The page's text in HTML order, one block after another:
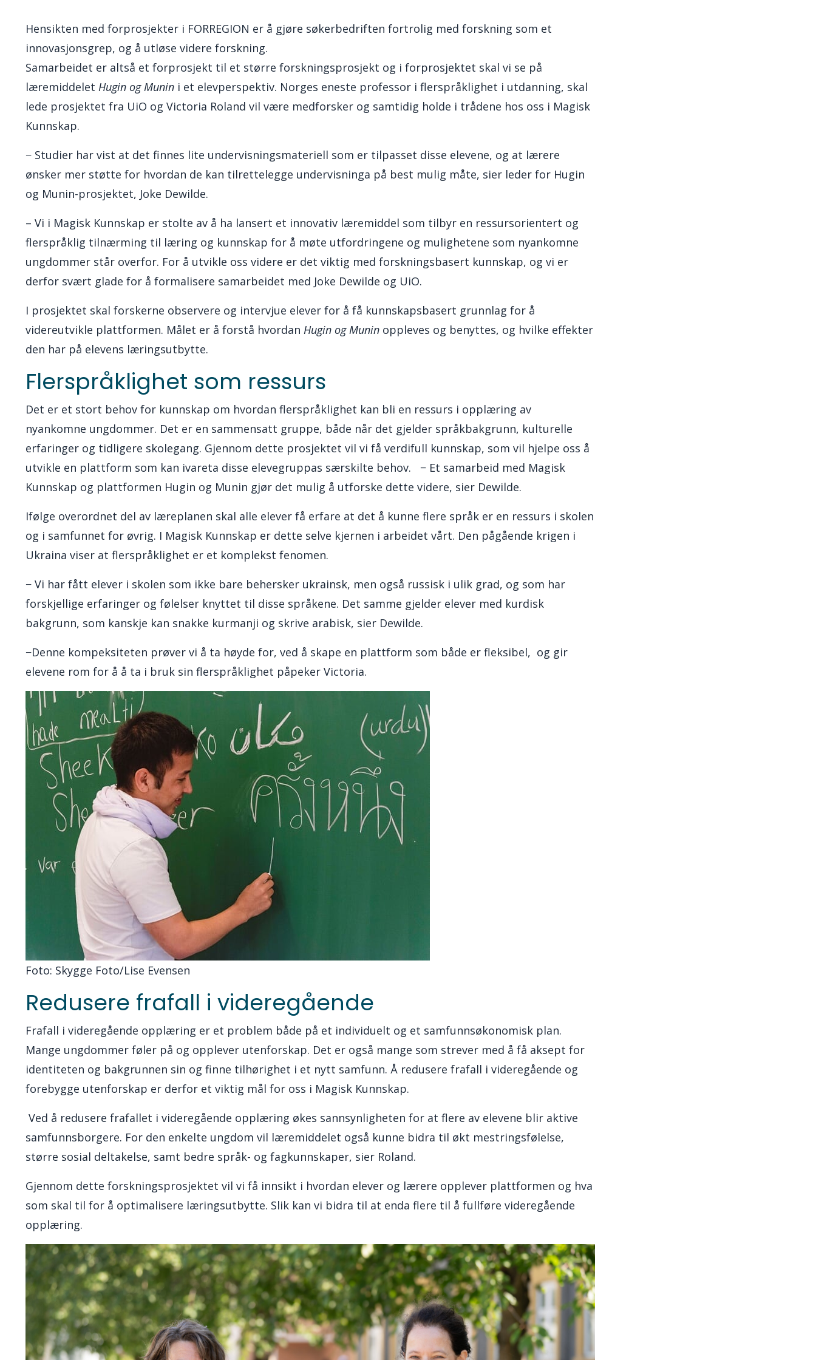
Hensikten med forprosjekter i FORREGION er å gjøre søkerbedriften fortrolig med forskning som et
innovasjonsgrep, og å utløse videre forskning.
Samarbeidet er altså et forprosjekt til et større forskningsprosjekt og i forprosjektet skal vi se på
læremiddelet Hugin og Munin i et elevperspektiv. Norges eneste professor i flerspråklighet i utdanning, skal
lede prosjektet fra UiO og Victoria Roland vil være medforsker og samtidig holde i trådene hos oss i Magisk
Kunnskap.
− Studier har vist at det finnes lite undervisningsmateriell som er tilpasset disse elevene, og at lærere
ønsker mer støtte for hvordan de kan tilrettelegge undervisninga på best mulig måte, sier leder for Hugin
og Munin-prosjektet, Joke Dewilde.
– Vi i Magisk Kunnskap er stolte av å ha lansert et innovativ læremiddel som tilbyr en ressursorientert og
flerspråklig tilnærming til læring og kunnskap for å møte utfordringene og mulighetene som nyankomne
ungdommer står overfor. For å utvikle oss videre er det viktig med forskningsbasert kunnskap, og vi er
derfor svært glade for å formalisere samarbeidet med Joke Dewilde og UiO.
I prosjektet skal forskerne observere og intervjue elever for å få kunnskapsbasert grunnlag for å
videreutvikle plattformen. Målet er å forstå hvordan Hugin og Munin oppleves og benyttes, og hvilke effekter
den har på elevens læringsutbytte.
Flerspråklighet som ressurs
Det er et stort behov for kunnskap om hvordan flerspråklighet kan bli en ressurs i opplæring av
nyankomne ungdommer. Det er en sammensatt gruppe, både når det gjelder språkbakgrunn, kulturelle
erfaringer og tidligere skolegang. Gjennom dette prosjektet vil vi få verdifull kunnskap, som vil hjelpe oss å
utvikle en plattform som kan ivareta disse elevegruppas særskilte behov.
− Et samarbeid med Magisk
Kunnskap og plattformen Hugin og Munin gjør det mulig å utforske dette videre, sier Dewilde.
Ifølge overordnet del av læreplanen skal alle elever få erfare at det å kunne flere språk er en ressurs i skolen
og i samfunnet for øvrig. I Magisk Kunnskap er dette selve kjernen i arbeidet vårt. Den pågående krigen i
Ukraina viser at flerspråklighet er et komplekst fenomen.
− Vi har fått elever i skolen som ikke bare behersker ukrainsk, men også russisk i ulik grad, og som har
forskjellige erfaringer og følelser knyttet til disse språkene. Det samme gjelder elever med kurdisk
bakgrunn, som kanskje kan snakke kurmanji og skrive arabisk, sier Dewilde.
−Denne kompeksiteten prøver vi å ta høyde for, ved å skape en plattform som både er fleksibel, og gir
elevene rom for å å ta i bruk sin flerspråklighet påpeker Victoria.
Foto: Skygge Foto/Lise Evensen
Redusere frafall i videregående
Frafall i videregående opplæring er et problem både på et individuelt og et samfunnsøkonomisk plan.
Mange ungdommer føler på og opplever utenforskap. Det er også mange som strever med å få aksept for
identiteten og bakgrunnen sin og finne tilhørighet i et nytt samfunn. Å redusere frafall i videregående og
forebygge utenforskap er derfor et viktig mål for oss i Magisk Kunnskap.
Ved å redusere frafallet i videregående opplæring økes sannsynligheten for at flere av elevene blir aktive
samfunnsborgere. For den enkelte ungdom vil læremiddelet også kunne bidra til økt mestringsfølelse,
større sosial deltakelse, samt bedre språk- og fagkunnskaper, sier Roland.
Gjennom dette forskningsprosjektet vil vi få innsikt i hvordan elever og lærere opplever plattformen og hva
som skal til for å optimalisere læringsutbytte. Slik kan vi bidra til at enda flere til å fullføre videregående
opplæring.